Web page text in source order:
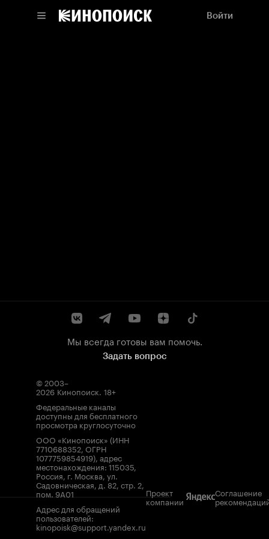
Войти
Мы всегда готовы вам помочь.
Задать вопрос
© 2003–
2026 Кинопоиск. 18+
Федеральные каналы
доступны для бесплатного
просмотра круглосуточно
ООО «Кинопоиск» (ИНН
7710688352, ОГРН
1077759854919), адрес
местонахождения: 115035,
Россия, г. Москва, ул.
Садовническая, д. 82, стр. 2,
пом. 9А01
Адрес для обращений
пользователей:
kinopoisk@support.yandex.ru
Проект
компании
Соглашение